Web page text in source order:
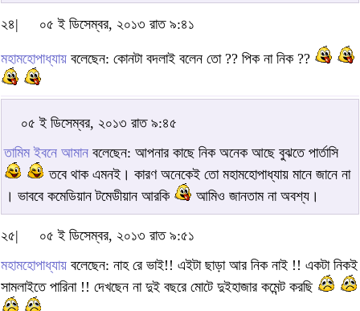
২৪| ০৫ ই ডিসেম্বর, ২০১৩ রাত ৯:৪১
মহামহোপাধ্যায় বলেছেন: কোনটা বদলাই বলেন তো ?? পিক না নিক ??
০৫ ই ডিসেম্বর, ২০১৩ রাত ৯:৪৫
তামিম ইবনে আমান বলেছেন: আপনার কাছে নিক অনেক আছে বুঝতে পার্তাসি
তবে থাক এমনই। কারণ অনেকেই তো মহামহোপাধ্যায় মানে জানে না
। ভাববে কমেডিয়ান টমেডীয়ান আরকি
আমিও জানতাম না অবশ্য।
২৫|
০৫ ই ডিসেম্বর, ২০১৩ রাত ৯:৫১
মহামহোপাধ্যায় বলেছেন: নাহ রে ভাই!! এইটা ছাড়া আর নিক নাই !! একটা নিকই
সামলাইতে পারিনা !! দেখছেন না দুই বছরে মোটে দুইহাজার কমেন্ট করছি